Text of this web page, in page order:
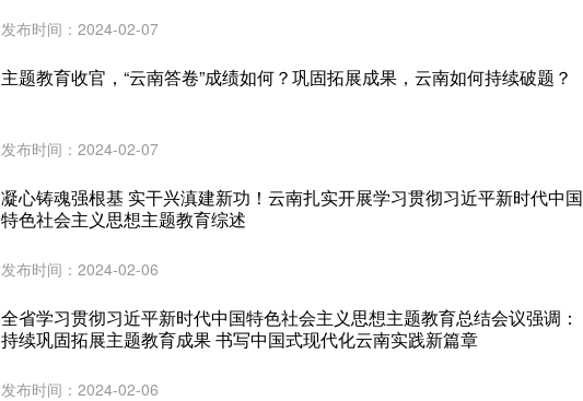
发布时间：2024-02-07
主题教育收官，“云南答卷”成绩如何？巩固拓展成果，云南如何持续破题？
发布时间：2024-02-07
凝心铸魂强根基 实干兴滇建新功！云南扎实开展学习贯彻习近平新时代中国
特色社会主义思想主题教育综述
发布时间：2024-02-06
全省学习贯彻习近平新时代中国特色社会主义思想主题教育总结会议强调：
持续巩固拓展主题教育成果 书写中国式现代化云南实践新篇章
发布时间：2024-02-06